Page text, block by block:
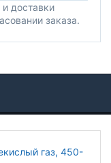
доставки
заказа.